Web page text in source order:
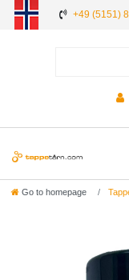
+49 (5151)
Go to homepage